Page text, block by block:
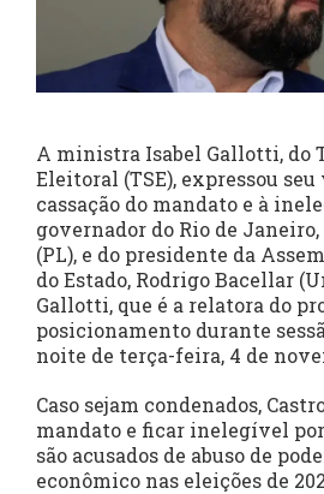
A ministra Isabel Gallotti, do
Eleitoral (TSE), expressou
cassação do mandato e à
governador do Rio de
(PL), e do presidente da
do Estado, Rodrigo Bacellar
Gallotti, que é a relatora do
posicionamento durante
noite de terça-feira, 4 de
Caso sejam condenados,
mandato e ficar inelegível
são acusados de abuso de
econômico nas eleições de